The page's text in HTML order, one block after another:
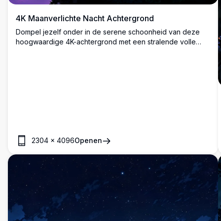
4K Maanverlichte Nacht Achtergrond
Dompel jezelf onder in de serene schoonheid van deze
hoogwaardige 4K-achtergrond met een stralende volle
2304 × 4096Openen